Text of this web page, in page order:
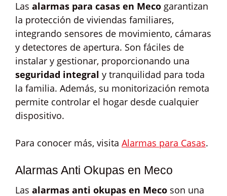
Las alarmas para casas en Meco garantizan
la protección de viviendas familiares,
integrando sensores de movimiento, cámaras
y detectores de apertura. Son fáciles de
instalar y gestionar, proporcionando una
seguridad integral y tranquilidad para toda
la familia. Además, su monitorización remota
permite controlar el hogar desde cualquier
dispositivo.
Para conocer más, visita Alarmas para Casas.
Alarmas Anti Okupas en Meco
Las alarmas anti okupas en Meco son una